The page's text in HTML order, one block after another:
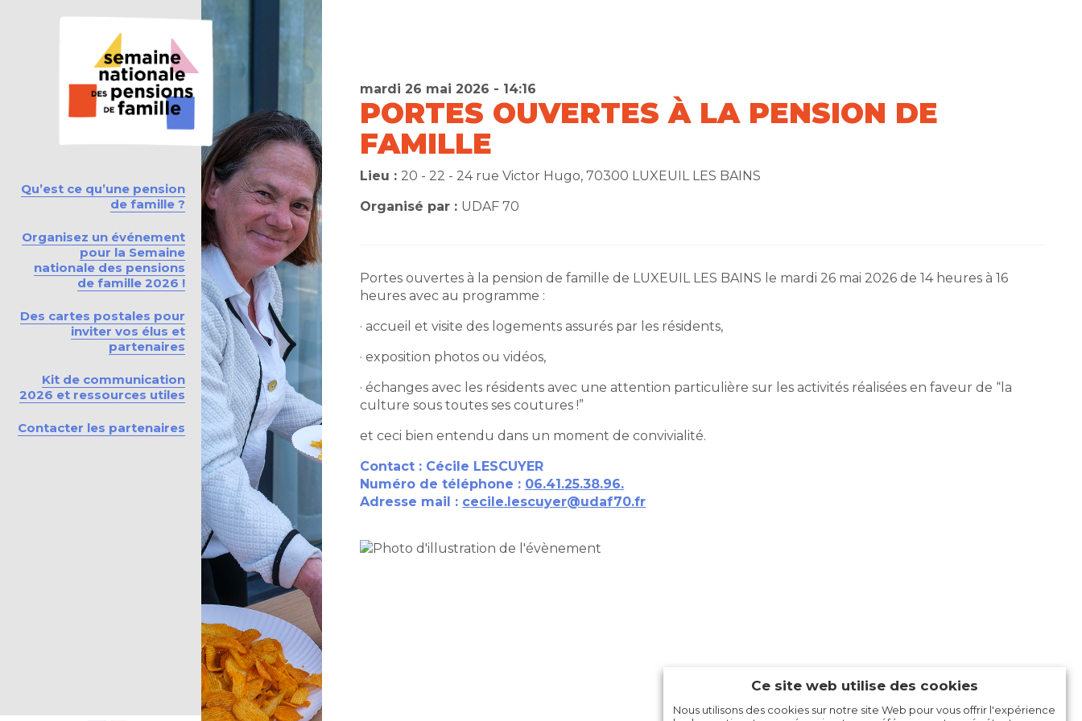
Qu’est ce qu’une pension
de famille ?
Organisez un événement
pour la Semaine
nationale des pensions
de famille 2026 !
Des cartes postales pour
inviter vos élus et
partenaires
Kit de communication
2026 et ressources utiles
Contacter les partenaires
mardi 26 mai 2026 - 14:16
PORTES OUVERTES À LA PENSION DE
FAMILLE
Lieu : 20 - 22 - 24 rue Victor Hugo, 70300 LUXEUIL LES BAINS
Organisé par : UDAF 70
Portes ouvertes à la pension de famille de LUXEUIL LES BAINS le mardi 26 mai 2026 de 14 heures à 16
heures avec au programme :
· accueil et visite des logements assurés par les résidents,
· exposition photos ou vidéos,
· échanges avec les résidents avec une attention particulière sur les activités réalisées en faveur de “la
culture sous toutes ses coutures !”
et ceci bien entendu dans un moment de convivialité.
Contact : Cécile LESCUYER
Numéro de téléphone : 06.41.25.38.96.
Adresse mail : cecile.lescuyer@udaf70.fr
Ce site web utilise des cookies
Nous utilisons des cookies sur notre site Web pour vous offrir l'expérience